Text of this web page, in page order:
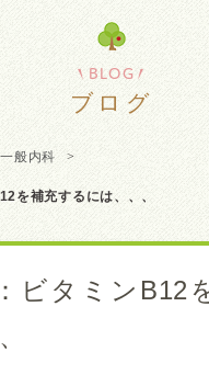
BLOG
ブログ
一般内科
を補充するには、、、
ビタミンB12